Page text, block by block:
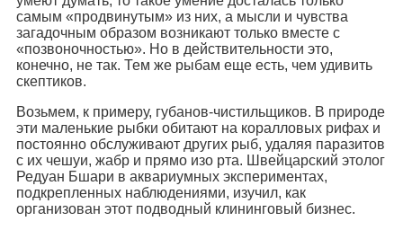
самым «продвинутым» из них, а мысли и чувства
загадочным образом возникают только вместе с
«позвоночностью». Но в действительности это,
конечно, не так. Тем же рыбам еще есть, чем удивить
скептиков.
Возьмем, к примеру, губанов-чистильщиков. В природе
эти маленькие рыбки обитают на коралловых рифах и
постоянно обслуживают других рыб, удаляя паразитов
с их чешуи, жабр и прямо изо рта. Швейцарский этолог
Редуан Бшари в аквариумных экспериментах,
подкрепленных наблюдениями, изучил, как
организован этот подводный клининговый бизнес.